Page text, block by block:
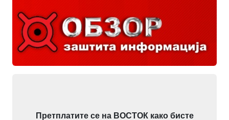
Претплатите се на ВОСТОК како бисте